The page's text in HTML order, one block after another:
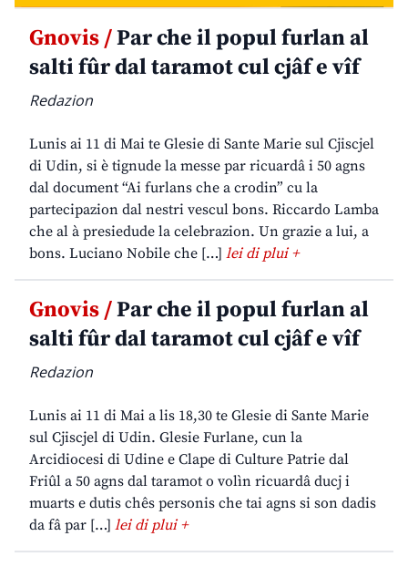
Gnovis /Par che il popul furlan al
salti fûr dal taramot cul cjâf e vîf
Redazion
Lunis ai 11 di Mai te Glesie di Sante Marie sul Cjiscjel
di Udin, si è tignude la messe par ricuardâ i 50 agns
dal document “Ai furlans che a crodin” cu la
partecipazion dal nestri vescul bons. Riccardo Lamba
che al à presiedude la celebrazion. Un grazie a lui, a
bons. Luciano Nobile che […] lei di plui +
Gnovis /Par che il popul furlan al
salti fûr dal taramot cul cjâf e vîf
Redazion
Lunis ai 11 di Mai a lis 18,30 te Glesie di Sante Marie
sul Cjiscjel di Udin. Glesie Furlane, cun la
Arcidiocesi di Udine e Clape di Culture Patrie dal
Friûl a 50 agns dal taramot o volìn ricuardâ ducj i
muarts e dutis chês personis che tai agns si son dadis
da fâ par […] lei di plui +